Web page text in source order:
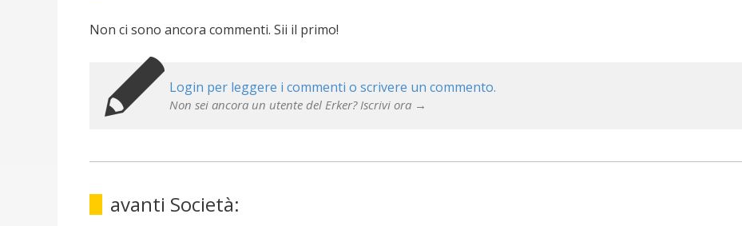
Non ci sono ancora commenti. Sii il primo!
Login per leggere i commenti o scrivere un commento.
Non sei ancora un utente del Erker? Iscrivi ora →
avanti Società: